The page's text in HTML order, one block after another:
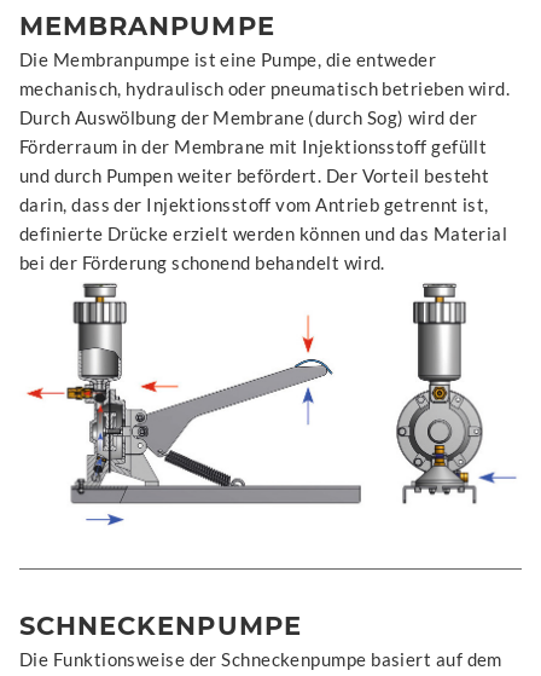
MEMBRANPUMPE
Die Membranpumpe ist eine Pumpe, die entweder
mechanisch, hydraulisch oder pneumatisch betrieben wird.
Durch Auswölbung der Membrane (durch Sog) wird der
Förderraum in der Membrane mit Injektionsstoff gefüllt
und durch Pumpen weiter befördert. Der Vorteil besteht
darin, dass der Injektionsstoff vom Antrieb getrennt ist,
definierte Drücke erzielt werden können und das Material
bei der Förderung schonend behandelt wird.
SCHNECKENPUMPE
Die Funktionsweise der Schneckenpumpe basiert auf dem